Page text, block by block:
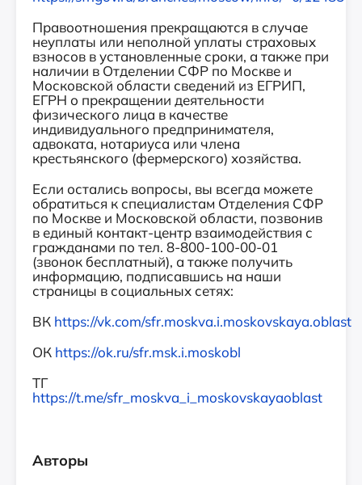
Правоотношения прекращаются в случае
неуплаты или неполной уплаты страховых
взносов в установленные сроки, а также при
наличии в Отделении СФР по Москве и
Московской области сведений из ЕГРИП,
ЕГРН о прекращении деятельности
физического лица в качестве
индивидуального предпринимателя,
адвоката, нотариуса или члена
крестьянского (фермерского) хозяйства.
Если остались вопросы, вы всегда можете
обратиться к специалистам Отделения СФР
по Москве и Московской области, позвонив
в единый контакт-центр взаимодействия с
гражданами по тел. 8-800-100-00-01
(звонок бесплатный), а также получить
информацию, подписавшись на наши
страницы в социальных сетях:
ВК https://vk.com/sfr.moskva.i.moskovskaya.oblast
ОК https://ok.ru/sfr.msk.i.moskobl
ТГ
https://t.me/sfr_moskva_i_moskovskayaoblast
Авторы